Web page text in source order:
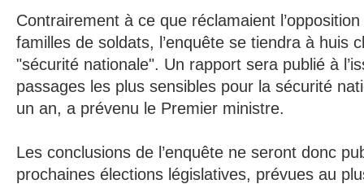
Contrairement à ce que réclamaient
familles de soldats, l’enquête se tiendra à huis
"sécurité nationale". Un rapport sera publié à
passages les plus sensibles pour la sécurité
un an, a prévenu le Premier ministre.
Les conclusions de l’enquête ne seront donc
prochaines élections législatives, prévues au